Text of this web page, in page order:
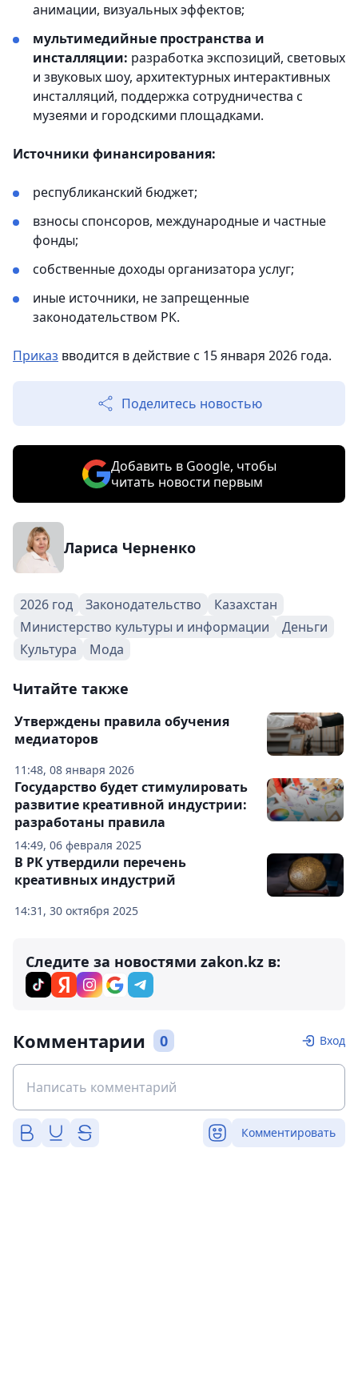
анимации, визуальных эффектов;
мультимедийные пространства и
инсталляции: разработка экспозиций, световых
и звуковых шоу, архитектурных интерактивных
инсталляций, поддержка сотрудничества с
музеями и городскими площадками.
Источники финансирования:
республиканский бюджет;
взносы спонсоров, международные и частные
фонды;
собственные доходы организатора услуг;
иные источники, не запрещенные
законодательством РК.
Приказ вводится в действие с 15 января 2026 года.
Поделитесь новостью
Добавить в Google, чтобы
читать новости первым
Лариса Черненко
2026 год Законодательство
Казахстан
Министерство культуры и информации
Деньги
Культура
Мода
Читайте также
11:48, 08 января 2026
Утверждены правила обучения
медиаторов
14:49, 06 февраля 2025
Государство будет стимулировать
развитие креативной индустрии:
разработаны правила
14:31, 30 октября 2025
В РК утвердили перечень
креативных индустрий
Следите за новостями zakon.kz в:
Комментарии 0 Вход
Комментировать